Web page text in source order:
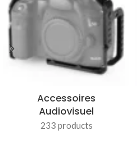
Accessoires
Audiovisuel
233 products